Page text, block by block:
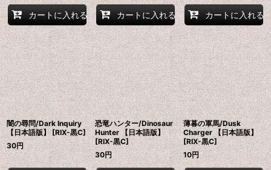
カートに入れる カートに入れる カートに入れる
闇の尋問/Dark Inquiry
【日本語版】 [RIX-黒C]
30円
恐竜ハンター/Dinosaur
Hunter 【日本語版】
[RIX-黒C]
30円
薄暮の軍馬/Dusk
Charger 【日本語版】
[RIX-黒C]
10円